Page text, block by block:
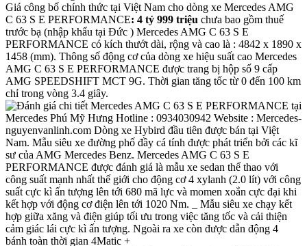
Giá công bố chính thức tại Việt Nam cho dòng xe Mercedes AMG
C 63 S E PERFORMANCE: 4 tỷ 999 triệu chưa bao gồm thuế
trước bạ (nhập khẩu tại Đức ) Mercedes AMG C 63 S E
PERFORMANCE có kích thướt dài, rộng và cao là : 4842 x 1890 x
1458 (mm). Thông số động cơ của dòng xe hiệu suất cao Mercedes
AMG C 63 S E PERFORMANCE được trang bị hộp số 9 cấp
AMG SPEEDSHIFT MCT 9G. Thời gian tăng tốc từ 0 đến 100 km
chỉ trong vòng 3.4 giây.